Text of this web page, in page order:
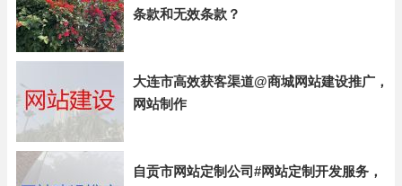
条款和无效条款？
大连市高效获客渠道@商城网站建设推广，
网站制作
自贡市网站定制公司#网站定制开发服务，